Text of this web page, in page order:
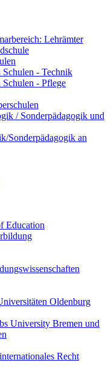
Lehrämter
Schulen - Technik
- Pflege
/ Sonderpädagogik und
Sonderpädagogik an
Education
Oldenburg
University Bremen und
Recht